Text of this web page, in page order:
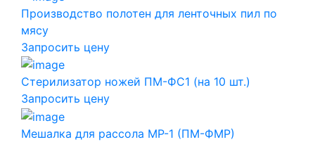
Производство полотен для ленточных пил по
мясу
Запросить цену
Стерилизатор ножей ПМ-ФС1 (на 10 шт.)
Запросить цену
Мешалка для рассола МР-1 (ПМ-ФМР)